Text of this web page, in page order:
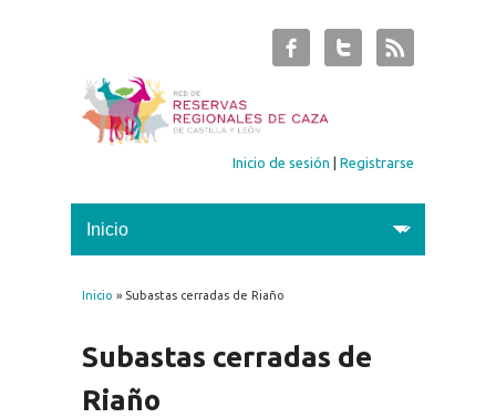
Inicio de sesión |Registrarse
Se encuentra usted aquí
Inicio » Subastas cerradas de Riaño
Subastas cerradas de
Riaño